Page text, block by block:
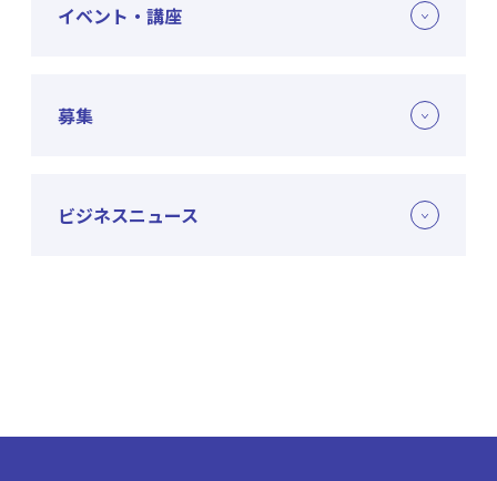
イベント・講座
募集
ビジネスニュース